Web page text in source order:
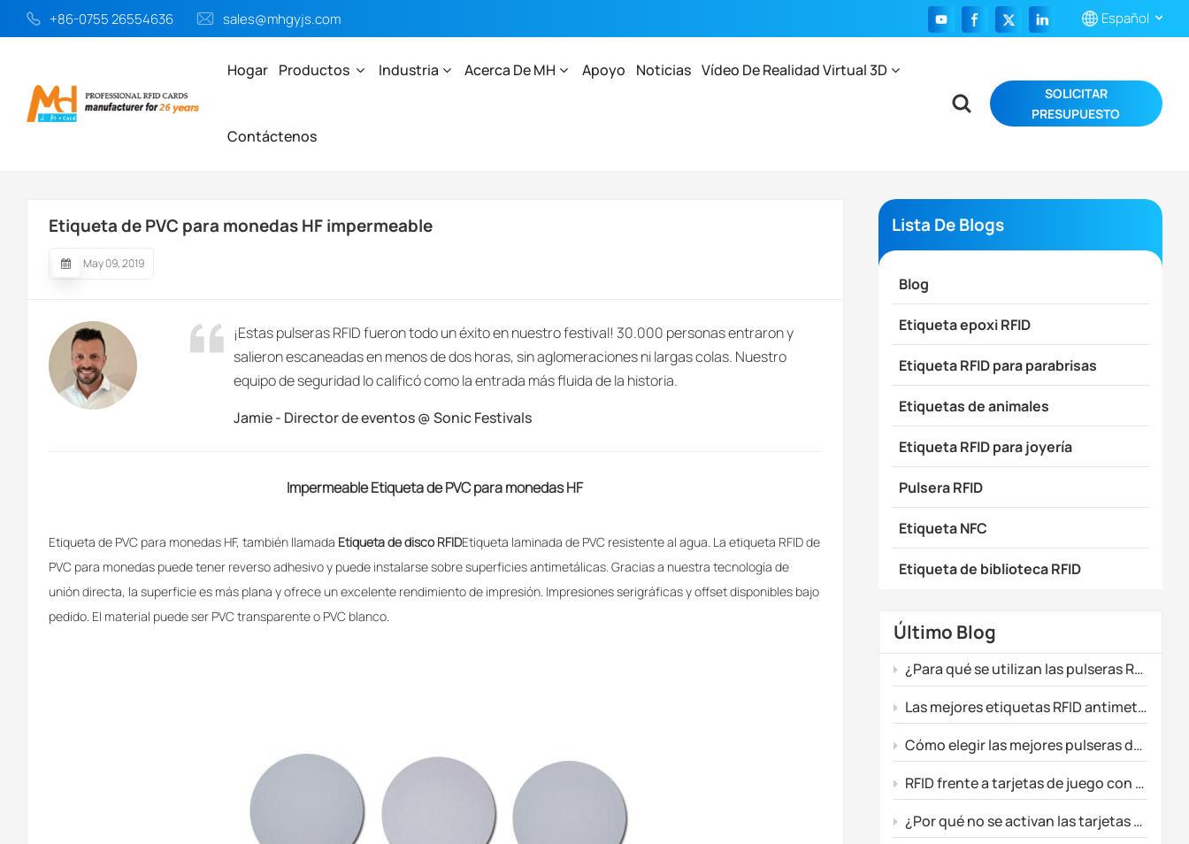
+86-0755 26554636 sales@mhgyjs.com Español
English
Hogar Productos Industria Acerca De MH Apoyo Noticias Vídeo De Realidad Virtual 3D
Contáctenos
SOLICITAR
PRESUPUESTO
Etiqueta De PVC Para Monedas RFID Etiqueta De PVC Para Monedas HF Impermeable
Lista De Blogs
Blog
Etiqueta epoxi RFID
Etiqueta RFID para parabrisas
Etiquetas de animales
Etiqueta RFID para joyería
Pulsera RFID
Etiqueta NFC
Etiqueta de biblioteca RFID
Último Blog
¿Para qué se utilizan las pulseras RFID?
Las mejores etiquetas RFID antimetálicas para el seguimiento de activos industriales.
Cómo elegir las mejores pulseras de silicona para promociones de eventos
RFID frente a tarjetas de juego con banda magnética: ¿Qué tecnología se adapta mejor a tu sala de juegos?
¿Por qué no se activan las tarjetas de juego prepago personalizadas?
Etiqueta de PVC para monedas HF impermeable
May 09, 2019
¡Estas pulseras RFID fueron todo un éxito en nuestro festival! 30.000 personas entraron y
salieron escaneadas en menos de dos horas, sin aglomeraciones ni largas colas. Nuestro
equipo de seguridad lo calificó como la entrada más fluida de la historia.
Jamie - Director de eventos @ Sonic Festivals
ImpermeableEtiqueta de PVC para monedas HF
Etiqueta de PVC para monedas HF, también llamada Etiqueta de disco RFIDEtiqueta laminada de PVC resistente al agua. La etiqueta RFID de
PVC para monedas puede tener reverso adhesivo y puede instalarse sobre superficies antimetálicas. Gracias a nuestra tecnología de
unión directa, la superficie es más plana y ofrece un excelente rendimiento de impresión. Impresiones serigráficas y offset disponibles bajo
pedido. El material puede ser PVC transparente o PVC blanco.